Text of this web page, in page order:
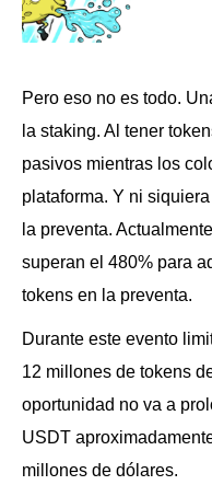
Pero eso no es todo.
la staking. Al tener
pasivos mientras los
plataforma. Y ni
la preventa.
superan el 480% para
tokens en la preventa.
Durante este evento
12 millones de tokens
oportunidad no va a
USDT
millones de dólares.